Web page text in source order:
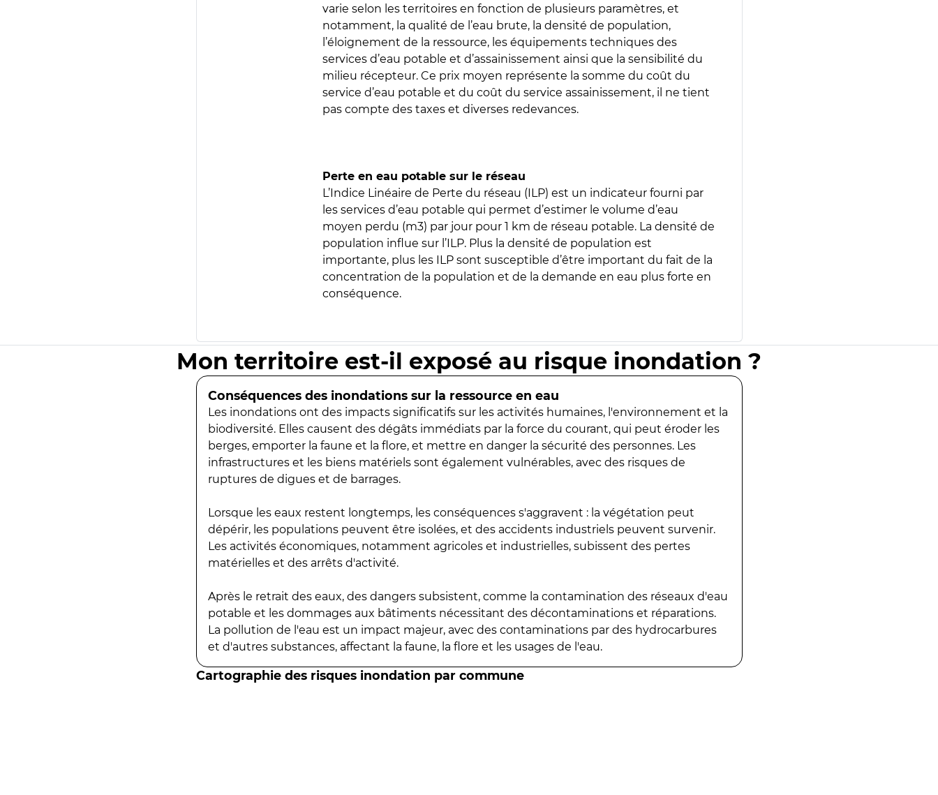
varie selon les territoires en fonction de plusieurs paramètres, et
notamment, la qualité de l’eau brute, la densité de population,
l’éloignement de la ressource, les équipements techniques des
services d’eau potable et d’assainissement ainsi que la sensibilité du
milieu récepteur. Ce prix moyen représente la somme du coût du
service d’eau potable et du coût du service assainissement, il ne tient
pas compte des taxes et diverses redevances.
Perte en eau potable sur le réseau
L’Indice Linéaire de Perte du réseau (ILP) est un indicateur fourni par
les services d’eau potable qui permet d’estimer le volume d’eau
moyen perdu (m3) par jour pour 1 km de réseau potable. La densité de
population influe sur l’ILP. Plus la densité de population est
importante, plus les ILP sont susceptible d’être important du fait de la
concentration de la population et de la demande en eau plus forte en
conséquence.
Mon territoire est-il exposé au risque inondation ?
Conséquences des inondations sur la ressource en eau
Les inondations ont des impacts significatifs sur les activités humaines, l'environnement et la
biodiversité. Elles causent des dégâts immédiats par la force du courant, qui peut éroder les
berges, emporter la faune et la flore, et mettre en danger la sécurité des personnes. Les
infrastructures et les biens matériels sont également vulnérables, avec des risques de
ruptures de digues et de barrages.
Lorsque les eaux restent longtemps, les conséquences s'aggravent : la végétation peut
dépérir, les populations peuvent être isolées, et des accidents industriels peuvent survenir.
Les activités économiques, notamment agricoles et industrielles, subissent des pertes
matérielles et des arrêts d'activité.
Après le retrait des eaux, des dangers subsistent, comme la contamination des réseaux d'eau
potable et les dommages aux bâtiments nécessitant des décontaminations et réparations.
La pollution de l'eau est un impact majeur, avec des contaminations par des hydrocarbures
et d'autres substances, affectant la faune, la flore et les usages de l'eau.
Cartographie des risques inondation par commune